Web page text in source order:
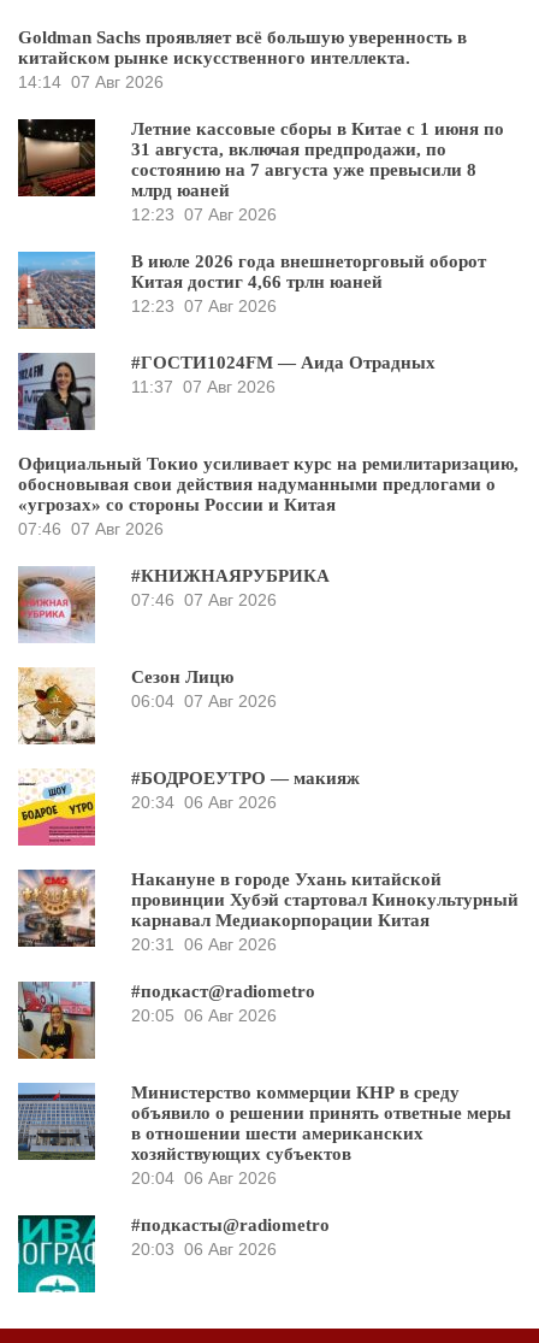
Goldman Sachs проявляет всё большую уверенность в
китайском рынке искусственного интеллекта.
14:14 07 Авг 2026
Летние кассовые сборы в Китае с 1 июня по
31 августа, включая предпродажи, по
состоянию на 7 августа уже превысили 8
млрд юаней
12:23 07 Авг 2026
В июле 2026 года внешнеторговый оборот
Китая достиг 4,66 трлн юаней
12:23 07 Авг 2026
#ГОСТИ1024FM — Аида Отрадных
11:37 07 Авг 2026
Официальный Токио усиливает курс на ремилитаризацию,
обосновывая свои действия надуманными предлогами о
«угрозах» со стороны России и Китая
07:46 07 Авг 2026
#КНИЖНАЯРУБРИКА
07:46 07 Авг 2026
Сезон Лицю
06:04 07 Авг 2026
#БОДРОЕУТРО — макияж
20:34 06 Авг 2026
Накануне в городе Ухань китайской
провинции Хубэй стартовал Кинокультурный
карнавал Медиакорпорации Китая
20:31
06 Авг 2026
#подкаст@radiometro
20:05 06 Авг 2026
Министерство коммерции КНР в среду
объявило о решении принять ответные меры
в отношении шести американских
хозяйствующих субъектов
20:04 06 Авг 2026
#подкасты@radiometro
20:03 06 Авг 2026